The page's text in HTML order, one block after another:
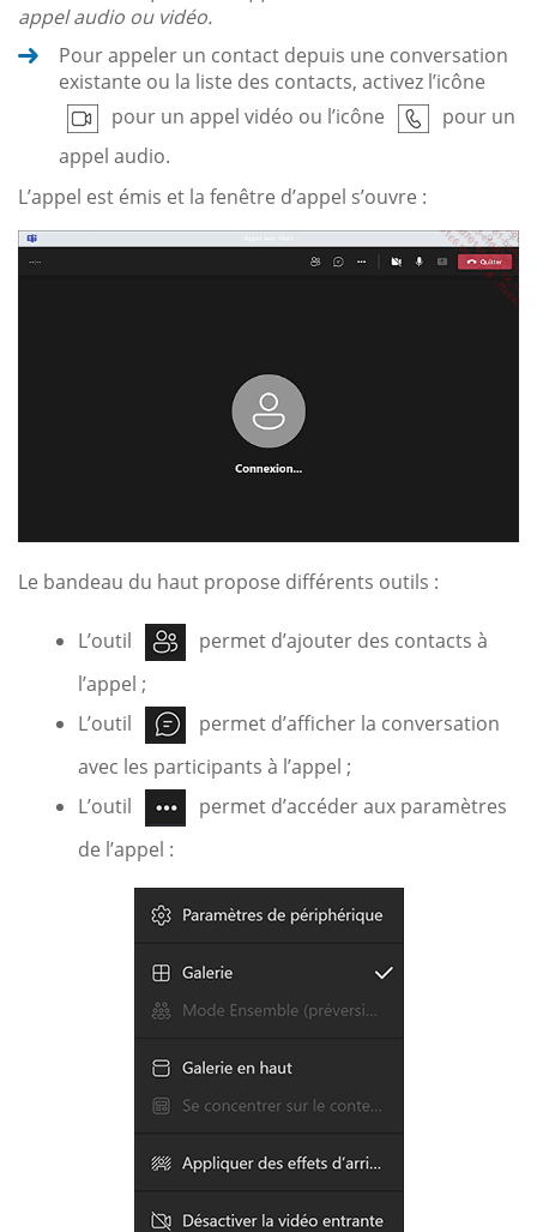
appel audio ou vidéo.
Pour appeler un contact depuis une conversation
existante ou la liste des contacts, activez l’icône
pour un appel vidéo ou l’icône
pour un
appel audio.
L’appel est émis et la fenêtre d’appel s’ouvre :
Le bandeau du haut propose différents outils :
L’outil
permet d’ajouter des contacts à
l’appel ;
L’outil
permet d’afficher la conversation
avec les participants à l’appel ;
L’outil
permet d’accéder aux paramètres
de l’appel :